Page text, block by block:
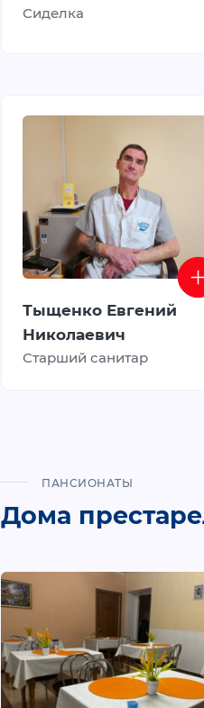
Сиделка
Тыщенко Евгений
Николаевич
Старший санитар
ПАНСИОНАТЫ
Дома